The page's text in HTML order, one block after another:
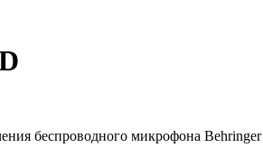
беспроводного микрофона Behringer